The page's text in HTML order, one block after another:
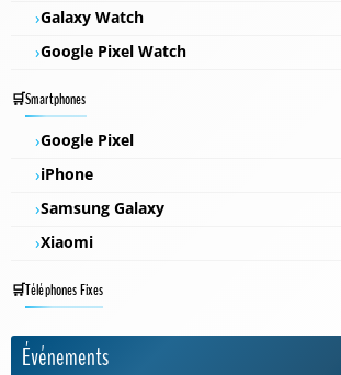
Galaxy Watch
Google Pixel Watch
Smartphones
Google Pixel
iPhone
Samsung Galaxy
Xiaomi
Téléphones Fixes
Événements